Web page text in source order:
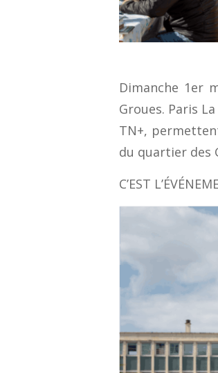
Dimanche 1er
Groues. Paris
TN+,
du quartier des
C’EST